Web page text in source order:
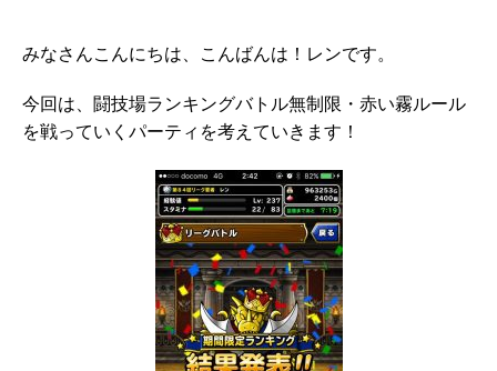
みなさんこんにちは、こんばんは！レンです。
今回は、闘技場ランキングバトル無制限・赤い霧ルール
を戦っていくパーティを考えていきます！